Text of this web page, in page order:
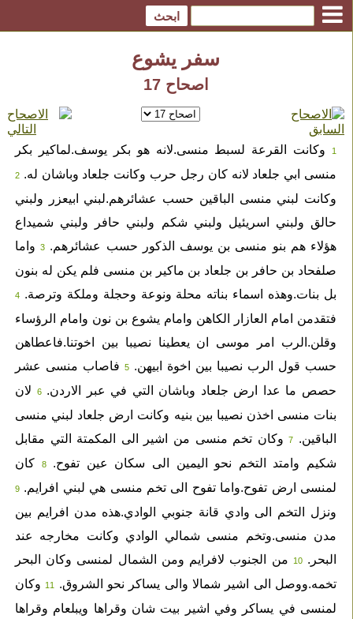
سفر يشوع
اصحاح 17
1وكانت القرعة لسبط منسى.لانه هو بكر يوسف.لماكير بكر
منسى ابي جلعاد لانه كان رجل حرب وكانت جلعاد وباشان له. 2
وكانت لبني منسى الباقين حسب عشائرهم.لبني ابيعزر ولبني
حالق ولبني اسريئيل ولبني شكم ولبني حافر ولبني شميداع
هؤلاء هم بنو منسى بن يوسف الذكور حسب عشائرهم. 3واما
صلفحاد بن حافر بن جلعاد بن ماكير بن منسى فلم يكن له بنون
بل بنات.وهذه اسماء بناته محلة ونوعة وحجلة وملكة وترصة. 4
فتقدمن امام العازار الكاهن وامام يشوع بن نون وامام الرؤساء
وقلن.الرب امر موسى ان يعطينا نصيبا بين اخوتنا.فاعطاهن
حسب قول الرب نصيبا بين اخوة ابيهن. 5فاصاب منسى عشر
حصص ما عدا ارض جلعاد وباشان التي في عبر الاردن. 6لان
بنات منسى اخذن نصيبا بين بنيه وكانت ارض جلعاد لبني منسى
الباقين.
7وكان تخم منسى من اشير الى المكمتة التي مقابل
شكيم وامتد التخم نحو اليمين الى سكان عين تفوح.
8كان
لمنسى ارض تفوح.واما تفوح الى تخم منسى هي لبني افرايم. 9
ونزل التخم الى وادي قانة جنوبي الوادي.هذه مدن افرايم بين
مدن منسى.وتخم منسى شمالي الوادي وكانت مخارجه عند
البحر. 10من الجنوب لافرايم ومن الشمال لمنسى وكان البحر
تخمه.ووصل الى اشير شمالا والى يساكر نحو الشروق.
11وكان
لمنسى في يساكر وفي اشير بيت شان وقراها ويبلعام وقراها